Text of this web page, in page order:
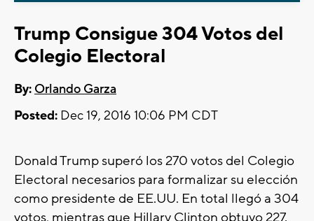
Trump Consigue 304 Votos del
Colegio Electoral
By: Orlando Garza
Posted: Dec 19, 2016 10:06 PM CDT
Donald Trump superó los 270 votos del Colegio
Electoral necesarios para formalizar su elección
como presidente de EE.UU. En total llegó a 304
votos, mientras que Hillary Clinton obtuvo 227.